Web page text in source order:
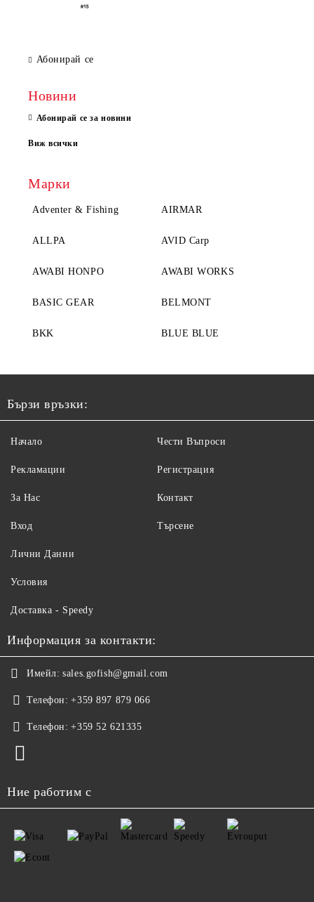
Абонирай се
Новини
Абонирай се за новини
Виж всички
Марки
Adventer & Fishing AIRMAR
ALLPA AVID Carp
AWABI HONPO AWABI WORKS
BASIC GEAR BELMONT
BKK BLUE BLUE
Бързи връзки:
Начало
Рекламации
За Нас
Вход
Чести Въпроси
Регистрация
Контакт
Търсене
Лични Данни
Условия
Доставка - Speedy
Информация за контакти:
Имейл: sales.gofish@gmail.com
Телефон: +359 897 879 066
Телефон: +359 52 621335
Ние работим с